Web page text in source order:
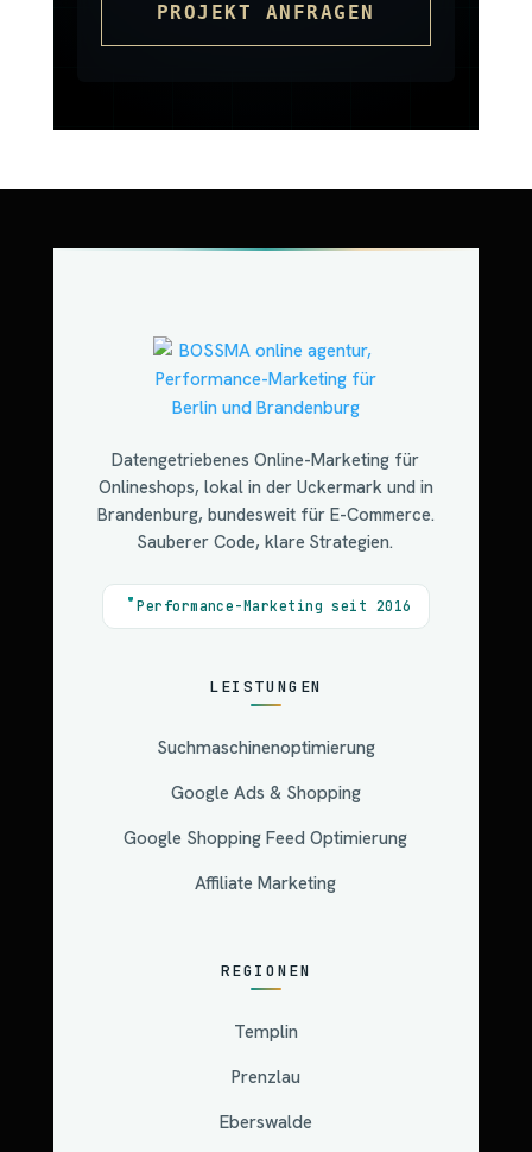
PROJEKT ANFRAGEN
Datengetriebenes Online-Marketing für
Onlineshops, lokal in der Uckermark und in
Brandenburg, bundesweit für E-Commerce.
Sauberer Code, klare Strategien.
Performance-Marketing seit 2016
LEISTUNGEN
Suchmaschinenoptimierung
Google Ads & Shopping
Google Shopping Feed Optimierung
Affiliate Marketing
REGIONEN
Templin
Prenzlau
Eberswalde